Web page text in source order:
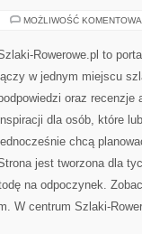
MOŻLIWOŚĆ
Rowerowe.pl to
w jednym miejscu
oraz recenzje
dla osób, które
chcą
jest tworzona dla
na odpoczynek.
W centrum Szlaki-